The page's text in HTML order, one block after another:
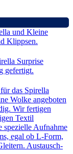
Surprise
gefertigt.
das Spirella
Wolke angeboten
Wir fertigen
Textil
spezielle Aufnahme
egal ob L-Form,
Austausch-